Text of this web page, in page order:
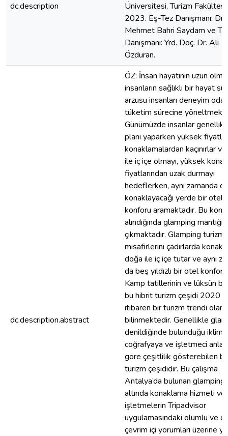
dc.description
Üniversitesi, Turizm Fakültesi,
2023. Eş-Tez Danışmanı: Dr.
Mehmet Bahri Saydam ve
Danışmanı: Yrd. Doç. Dr. Ali
Özduran.
dc.description.abstract
ÖZ: İnsan hayatının uzun
insanların sağlıklı bir hayat
arzusu insanları deneyim
tüketim sürecine
Günümüzde insanlar
planı yaparken yüksek fiyatlı
konaklamalardan kaçınırlar
ile iç içe olmayı, yüksek
fiyatlarından uzak durmayı
hedeflerken, aynı zamanda da
konaklayacağı yerde bir otel
konforu aramaktadır. Bu
alındığında glamping mantığı
çıkmaktadır. Glamping turizmi
misafirlerini çadırlarda
doğa ile iç içe tutar ve aynı
da beş yıldızlı bir otel
Kamp tatillerinin ve lüksün
bu hibrit turizm çeşidi 2020
itibaren bir turizm trendi
bilinmektedir. Genellikle
denildiğinde bulunduğu
coğrafyaya ve işletmeci
göre çeşitlilik gösterebilen bir
turizm çeşididir. Bu çalışma
Antalya’da bulunan glamping
altında konaklama hizmeti
işletmelerin Tripadvisor
uygulamasındaki olumlu ve
çevrim içi yorumları üzerine